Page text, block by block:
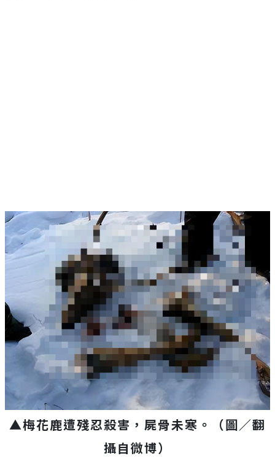
▲梅花鹿遭殘忍殺害，屍骨未寒。（圖／翻
攝自微博）